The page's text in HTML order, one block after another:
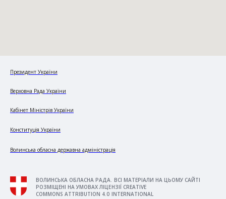
Президент України
Верховна Рада України
Кабінет Міністрів України
Конституція України
Волинська обласна державна адміністрація
ВОЛИНСЬКА ОБЛАСНА РАДА. ВСІ МАТЕРІАЛИ НА ЦЬОМУ САЙТІ
РОЗМІЩЕНІ НА УМОВАХ ЛІЦЕНЗІЇ CREATIVE
COMMONS ATTRIBUTION 4.0 INTERNATIONAL